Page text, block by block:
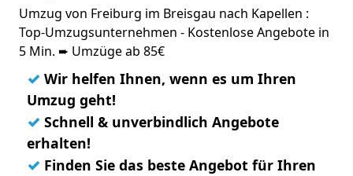
Umzug von Freiburg im Breisgau nach Kapellen :
Top-Umzugsunternehmen - Kostenlose Angebote in
5 Min. ➨ Umzüge ab 85€
✓ Wir helfen Ihnen, wenn es um Ihren
Umzug geht!
✓ Schnell & unverbindlich Angebote
erhalten!
✓ Finden Sie das beste Angebot für Ihren